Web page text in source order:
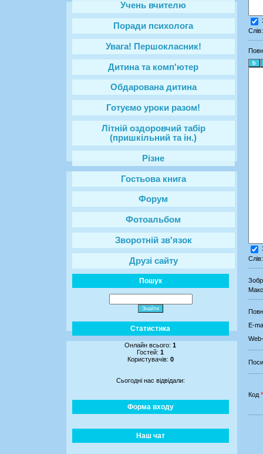
Учень вчителю
Поради психолога
Увага! Першокласник!
Дитина та комп'ютер
Обдарована дитина
Готуємо уроки разом!
Літній оздоровчий табір
(пришкільний та ін.)
Різне
Гостьова книга
Форум
Фотоальбом
Зворотній зв'язок
Друзі сайту
Пошук
Статистика
Онлайн всього:1
Гостей:1
Користувачів: 0
Сьогодні нас відвідали:
Форма входу
Наш чат
E-
Код *